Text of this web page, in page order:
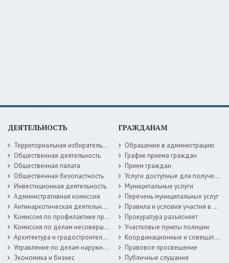
ДЕЯТЕЛЬНОСТЬ
Территориальная избирательная комиссия
Общественная деятельность
Общественная палата
Общественная безопастность
Инвестиционная деятельность
Административная комиссия
Антинаркотическая деятельность
Комиссия по профилактике правонарушений
Комиссия по делам несовершеннолетних
Архитектура и градостроительство
Управление по делам наружной рекламы
Экономика и бизнес
ГРАЖДАНАМ
Обращение в администрацию
График приема граждан
Прием граждан
Услуги доступные для получения в электронной форме
Муниципальные услуги
Перечень муниципальных услуг
Правила и условия участия в жилищных программах
Прокуратура разъясняет
Участковые пункты полиции
Координационные и совещательные органы
Правовое просвещение
Публичные слушания